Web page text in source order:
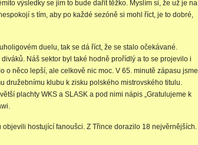
výsledky se jim to bude dařit těžko. Myslím si, že už je na
s tím, aby po každé sezóně si mohl říct, je to dobré,
duelu, tak se dá říct, že se stalo očekávané.
Náš sektor byl také hodně prořídlý a to se projevilo i
o něco lepší, ale celkově nic moc. V 65. minutě zápasu jsme
družebnímu klubu k zisku polského mistrovského titulu.
plachty WKS a SLASK a pod nimi nápis „Gratulujeme k
objevili hostující fanoušci. Z Třince dorazilo 18 nejvěrnějších.